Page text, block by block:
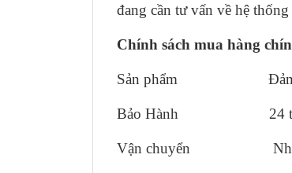
đang cần tư vấn về hệ
Chính sách mua hàng
Sản phẩm Đảm bảo
Bảo Hành 24
Vận chuyển Nhanh